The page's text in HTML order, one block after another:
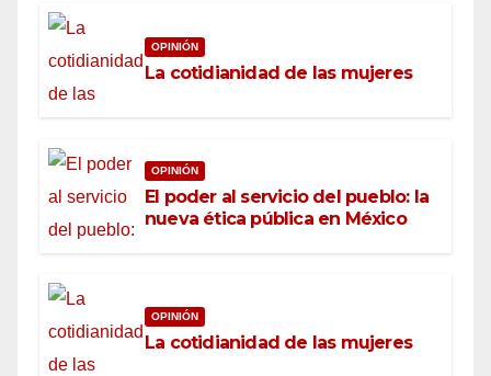
OPINIÓN
La cotidianidad de las mujeres
OPINIÓN
El poder al servicio del pueblo: la
nueva ética pública en México
OPINIÓN
La cotidianidad de las mujeres